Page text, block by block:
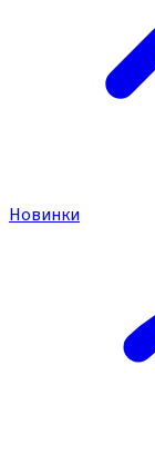
Новинки